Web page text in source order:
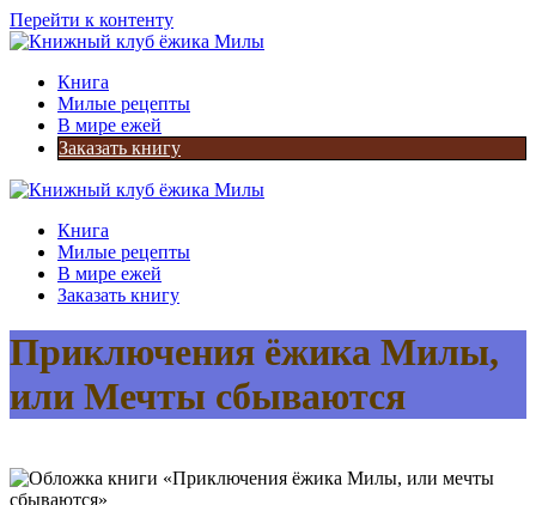
Перейти к контенту
Книга
Милые рецепты
В мире ежей
Заказать книгу
Книга
Милые рецепты
В мире ежей
Заказать книгу
Приключения ёжика Милы,
или Мечты сбываются